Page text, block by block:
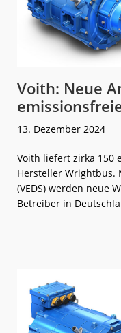
Voith: Neue
13. Dezember 2024
Voith liefert zirka 150
Hersteller Wrightbus.
(VEDS) werden neue
Betreiber in